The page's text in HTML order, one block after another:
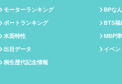
モーターランキング
ボートランキング
水面特性
出目データ
桐生歴代記念情報
BPな
BTS福
MBP
イベン